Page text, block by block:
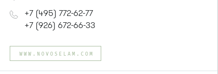
+7 (495) 772-62-77
+7 (926) 672-66-33
WWW.NOVOSELAM.COM